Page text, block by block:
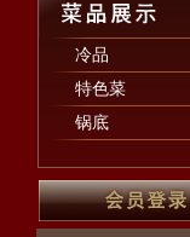
冷品
特色菜
锅底